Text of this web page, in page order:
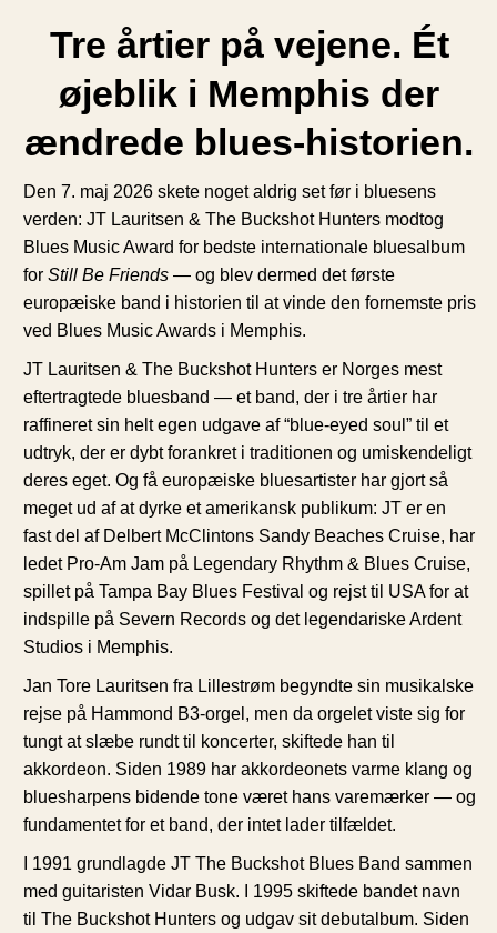
Tre årtier på vejene. Ét
øjeblik i Memphis der
ændrede blues-historien.
Den 7. maj 2026 skete noget aldrig set før i bluesens
verden: JT Lauritsen & The Buckshot Hunters modtog
Blues Music Award for bedste internationale bluesalbum
for Still Be Friends— og blev dermed det første
europæiske band i historien til at vinde den fornemste pris
ved Blues Music Awards i Memphis.
JT Lauritsen & The Buckshot Hunters er Norges mest
eftertragtede bluesband — et band, der i tre årtier har
raffineret sin helt egen udgave af “blue-eyed soul” til et
udtryk, der er dybt forankret i traditionen og umiskendeligt
deres eget. Og få europæiske bluesartister har gjort så
meget ud af at dyrke et amerikansk publikum: JT er en
fast del af Delbert McClintons Sandy Beaches Cruise, har
ledet Pro-Am Jam på Legendary Rhythm & Blues Cruise,
spillet på Tampa Bay Blues Festival og rejst til USA for at
indspille på Severn Records og det legendariske Ardent
Studios i Memphis.
Jan Tore Lauritsen fra Lillestrøm begyndte sin musikalske
rejse på Hammond B3-orgel, men da orgelet viste sig for
tungt at slæbe rundt til koncerter, skiftede han til
akkordeon. Siden 1989 har akkordeonets varme klang og
bluesharpens bidende tone været hans varemærker — og
fundamentet for et band, der intet lader tilfældet.
I 1991 grundlagde JT The Buckshot Blues Band sammen
med guitaristen Vidar Busk. I 1995 skiftede bandet navn
til The Buckshot Hunters og udgav sit debutalbum. Siden